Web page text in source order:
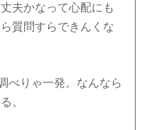
夫かなって心配にも
質問すらできんくな
べりゃ一発。なんなら
。